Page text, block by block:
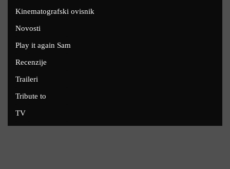
Kinematografski ovisnik
Novosti
Play it again Sam
Recenzije
Traileri
Tribute to
TV